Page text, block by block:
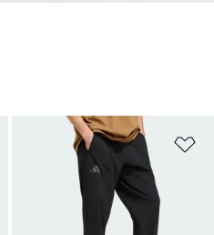
Lägg till på önskelistan